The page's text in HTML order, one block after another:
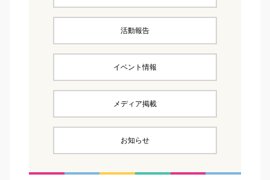
活動報告
イベント情報
メディア掲載
お知らせ